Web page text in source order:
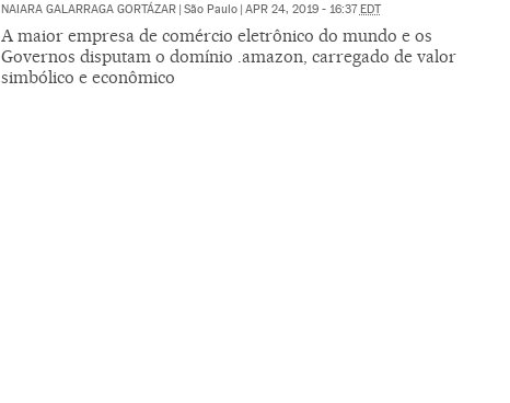
NAIARA GALARRAGA GORTÁZAR São Paulo APR 24, 2019 - 16:37 EDT
A maior empresa de comércio eletrônico do mundo e os
Governos disputam o domínio .amazon, carregado de valor
simbólico e econômico